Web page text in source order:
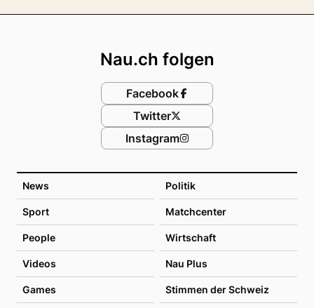
News Politik
Sport Matchcenter
People Wirtschaft
Videos Nau Plus
Games Stimmen der Schweiz
Nau.ch folgen
Facebook
Twitter
Instagram